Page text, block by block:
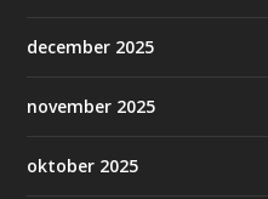
december 2025
november 2025
oktober 2025